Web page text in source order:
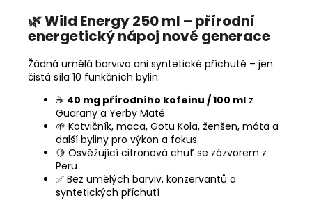
🌿 Wild Energy 250 ml – přírodní
energetický nápoj nové generace
Žádná umělá barviva ani syntetické příchutě – jen
čistá síla 10 funkčních bylin:
☕ 40 mg přírodního kofeinu / 100 ml z
Guarany a Yerby Maté
🌱 Kotvičník, maca, Gotu Kola, ženšen, máta a
další byliny pro výkon a fokus
🍋 Osvěžující citronová chuť se zázvorem z
Peru
✅ Bez umělých barviv, konzervantů a
syntetických příchutí